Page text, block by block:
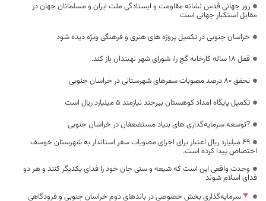
روز جهانی قدس نشانه مقاومت و ایستادگی ملت ایران و مسلمانان جهان در
مقابل استکبار جهانی است
خراسان جنوبی در تکمیل پروژه های هنری و فرهنگی ویژه دیده شود
قفل ۱۸ ساله کارخانه گچ را، شورای شهر نهبندان باز کند.
تحقق ۸۰ درصد مصوبات سفرهای شهرستانی در خراسان جنوبی
تکمیل پایگاه امداد کوهستان بیرجند نیازمند ۵ میلیارد ریال است
?توسعه سرمایه‌گذاری های بنیاد مستضعفان در خراسان جنوبی
49 میلیارد ریال اعتبار برای اجرای مصوبات سفر استاندار به شهرستان خوسف
اختصاص پیدا کرده است.
وحدت واقعی این است که شیعه و سنی جان خود را فدای یکدیگر کنند و هر دو
فدای اسلام شوند
سرمایه‌گذاری بخش خصوصی در باندهای دوم خراسان جنوبی و فرودگاهی